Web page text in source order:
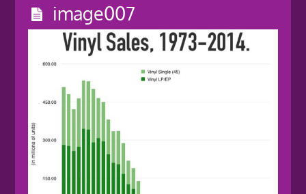
image007